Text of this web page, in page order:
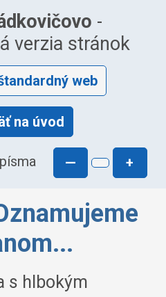
-
verzia stránok
web
na úvod
— +
s hlbokým